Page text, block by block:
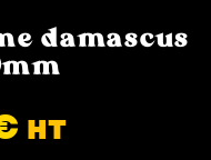
damascus
HT